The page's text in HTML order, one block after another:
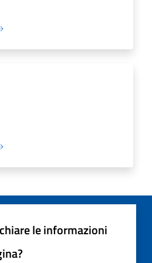
le informazioni